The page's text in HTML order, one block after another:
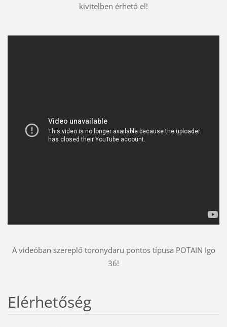
kivitelben érhető el!
A videóban szereplő toronydaru pontos típusa POTAIN Igo
36!
Elérhetőség